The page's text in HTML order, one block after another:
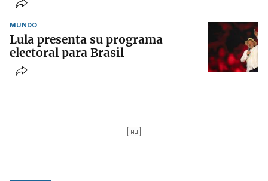
MUNDO
Lula presenta su programa
electoral para Brasil